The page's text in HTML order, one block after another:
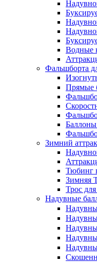
Водные
Фальшборта
Прямые
Зимний
Тюбинг
Зимняя
Трос
Надувные